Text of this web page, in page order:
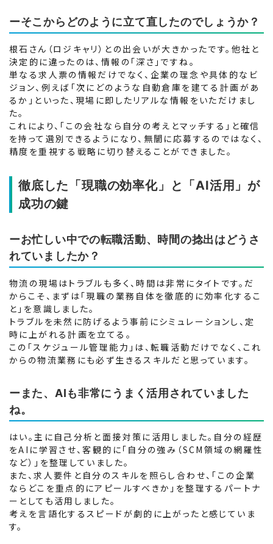
ーそこからどのように立て直したのでしょうか？
根石さん（ロジキャリ）との出会いが大きかったです。他社と
決定的に違ったのは、情報の「深さ」ですね。
単なる求人票の情報だけでなく、企業の理念や具体的なビ
ジョン、例えば「次にどのような自動倉庫を建てる計画があ
るか」といった、現場に即したリアルな情報をいただけまし
た。
これにより、「この会社なら自分の考えとマッチする」と確信
を持って選別できるようになり、無闇に応募するのではなく、
精度を重視する戦略に切り替えることができました。
徹底した「現職の効率化」と「AI活用」が
成功の鍵
ーお忙しい中での転職活動、時間の捻出はどうさ
れていましたか？
物流の現場はトラブルも多く、時間は非常にタイトです。だ
からこそ、まずは「現職の業務自体を徹底的に効率化するこ
と」を意識しました。
トラブルを未然に防げるよう事前にシミュレーションし、定
時に上がれる計画を立てる。
この「スケジュール管理能力」は、転職活動だけでなく、これ
からの物流業務にも必ず生きるスキルだと思っています。
ーまた、AIも非常にうまく活用されていました
ね。
はい。主に自己分析と面接対策に活用しました。自分の経歴
をAIに学習させ、客観的に「自分の強み（SCM領域の網羅性
など）」を整理していました。
また、求人要件と自分のスキルを照らし合わせ、「この企業
ならどこを重点的にアピールすべきか」を整理するパートナ
ーとしても活用しました。
考えを言語化するスピードが劇的に上がったと感じていま
す。